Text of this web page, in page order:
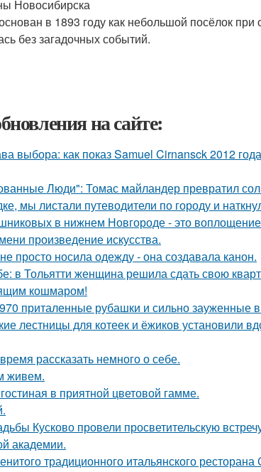
Новосибирска
в 1893 году как небольшой посёлок при
без загадочных событий.
на сайте:
выбора: как показ Samuel Cirnansck 2012
Люди": Томас майландер превратил
мы листали путеводители по городу и
в нижнем Новгороде - это
произведение искусства.
просто носила одежду - она создавала канон.
в Тольятти женщина решила сдать свою
кошмаром!
приталенные рубашки и сильно зауженные
лестницы для котеек и ёжиков установили
рассказать немного о себе.
живем.
в приятной цветовой гамме.
Кусково провели просветительскую
академии.
традиционного итальянского